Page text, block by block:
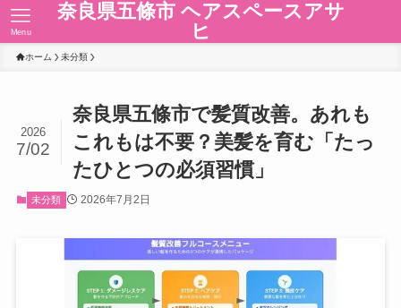
奈良県五條市 ヘアスペースアサ
ヒ
Menu
ホーム 未分類
奈良県五條市で髪質改善。あれも
これもは不要？美髪を育む「たっ
たひとつの必須習慣」
2026
7/02
未分類 2026年7月2日